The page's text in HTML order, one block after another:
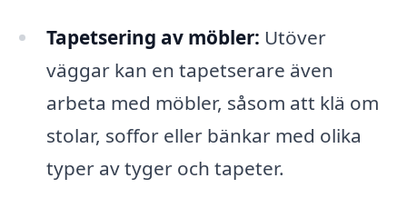
Tapetsering av möbler: Utöver
väggar kan en tapetserare även
arbeta med möbler, såsom att klä om
stolar, soffor eller bänkar med olika
typer av tyger och tapeter.